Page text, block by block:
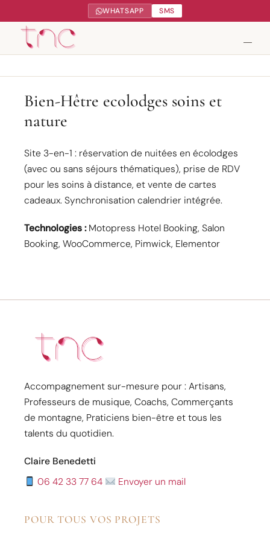
WHATSAPP SMS
Tendance Nature Communication
Gestion réseaux sociaux
Google My Business
Bien-Hêtre ecolodges soins et
nature
Site 3-en-1 : réservation de nuitées en écolodges
(avec ou sans séjours thématiques), prise de RDV
pour les soins à distance, et vente de cartes
cadeaux. Synchronisation calendrier intégrée.
Technologies :Motopress Hotel Booking, Salon
Booking, WooCommerce, Pimwick, Elementor
Accompagnement sur-mesure pour : Artisans,
Professeurs de musique, Coachs, Commerçants
de montagne, Praticiens bien-être et tous les
talents du quotidien.
Claire Benedetti
06 42 33 77 64
Envoyer un mail
POUR TOUS VOS PROJETS